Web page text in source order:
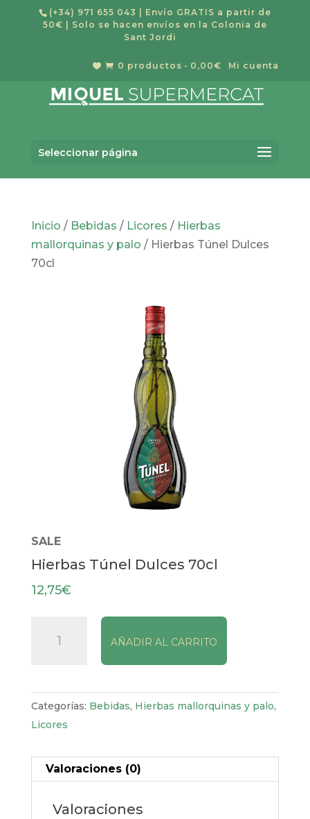
(+34) 971 655 043
| Envío GRATIS a partir de
50€ | Solo se hacen envíos en la Colonia de
Sant Jordi
Mi cuenta
  0 productos 0,00€
Seleccionar página
Inicio / Bebidas / Licores / Hierbas
mallorquinas y palo / Hierbas Túnel Dulces
70cl
SALE
Hierbas Túnel Dulces 70cl
12,75€
Túnel
cantidad
AÑADIR AL CARRITO
Categorías: Bebidas, Hierbas mallorquinas y palo,
Licores
Valoraciones (0)
Valoraciones